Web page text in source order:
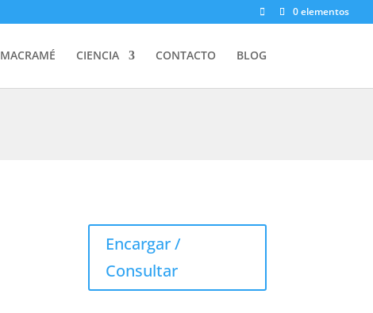
0 elementos
MACRAMÉ CIENCIA CONTACTO BLOG
Encargar /
Consultar